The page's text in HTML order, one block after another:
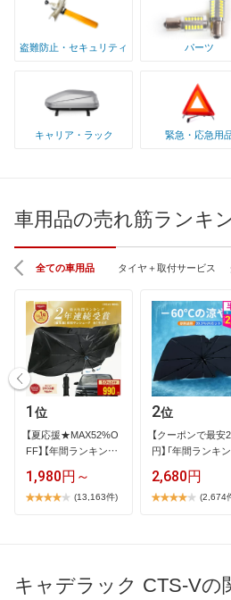
盗難防止・セキュリティ パーツ
キャリア・ラック 緊急・応急用
車用品の売れ筋ランキ
全ての車用品 タイヤ＋取付サービス
1 位
【​夏​応​援​★​M​A​X​5​2​%​O​
F​F​】​【​年​間​ラ​ン​キ​ン​グ​
1,980円～
(13,163件)
2位
【​ク​ー​ポ​ン​で​最​安​
円​】​「​年​間​ラ​ン​キ​
2,680円
(2,674
キャデラック CTS-Vの